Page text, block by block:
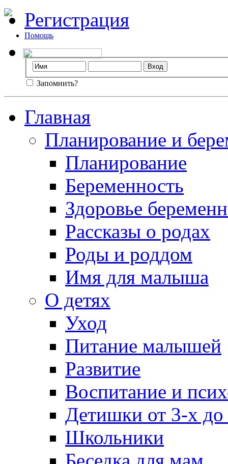
Регистрация
Помощь
Запомнить?
Главная
Планирование и
Планирование
Беременность
Здоровье
Рассказы о родах
Роды и роддом
Имя для малыша
О детях
Уход
Питание малышей
Развитие
Воспитание и
Детишки от 3-х
Школьники